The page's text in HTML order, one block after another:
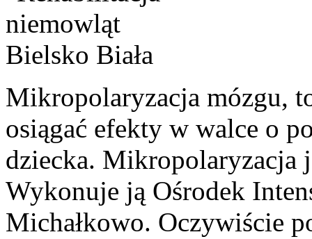
Mikropolaryzacja mózgu,
osiągać efekty w walce o
dziecka. Mikropolaryzacja
Wykonuje ją Ośrodek
Michałkowo. Oczywiście